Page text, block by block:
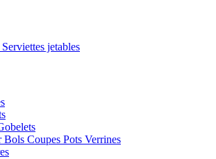
jetables
Bols Coupes Pots Verrines